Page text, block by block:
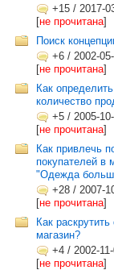
+15 / 2017-
[не прочитана]
Поиск
+6 / 2002-
[не прочитана]
Как
количество
+5 / 2005-
[не прочитана]
Как привлечь
покупателей в
"Одежда
+28 / 2007-
[не прочитана]
Как
магазин?
+4 / 2002-
[не прочитана]